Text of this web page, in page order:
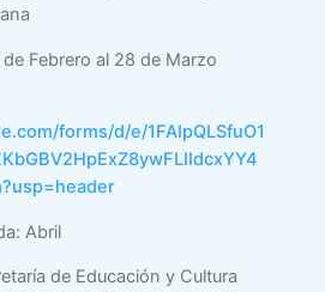
Febrero al 28 de Marzo
forms/d/e/1FAIpQLSfuO1
Abril
de Educación y Cultura